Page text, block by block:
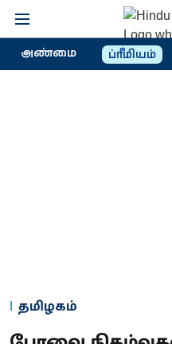
அண்மை ப்ரீமியம்
தமிழகம்